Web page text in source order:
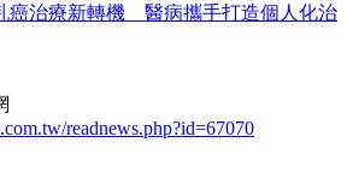
癌治療新轉機 醫病攜手打造個人化治
readnews.php?id=67070